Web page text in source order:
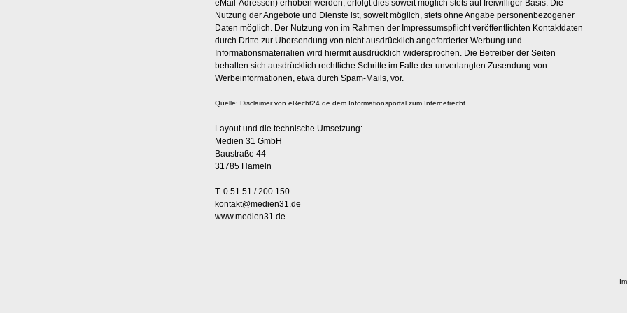
eMail-Adressen) erhoben werden, erfolgt dies soweit möglich stets auf freiwilliger Basis. Die
Nutzung der Angebote und Dienste ist, soweit möglich, stets ohne Angabe personenbezogener
Daten möglich. Der Nutzung von im Rahmen der Impressumspflicht veröffentlichten Kontaktdaten
durch Dritte zur Übersendung von nicht ausdrücklich angeforderter Werbung und
Informationsmaterialien wird hiermit ausdrücklich widersprochen. Die Betreiber der Seiten
behalten sich ausdrücklich rechtliche Schritte im Falle der unverlangten Zusendung von
Werbeinformationen, etwa durch Spam-Mails, vor.
Quelle: Disclaimer von eRecht24.de dem Informationsportal zum Internetrecht
Layout und die technische Umsetzung:
Medien 31 GmbH
Baustraße 44
31785 Hameln
T. 0 51 51 / 200 150
kontakt@medien31.de
www.medien31.de